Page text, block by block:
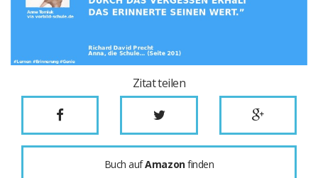
Zitat teilen
Buch aufAmazonfinden